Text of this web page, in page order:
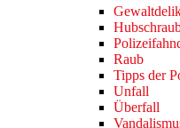
Raub
Tipps der
Unfall
Überfall